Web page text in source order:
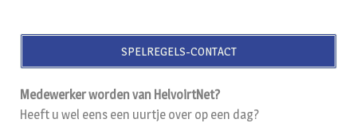
SPELREGELS-CONTACT
Medewerker worden van HelvoirtNet?
Heeft u wel eens een uurtje over op een dag?